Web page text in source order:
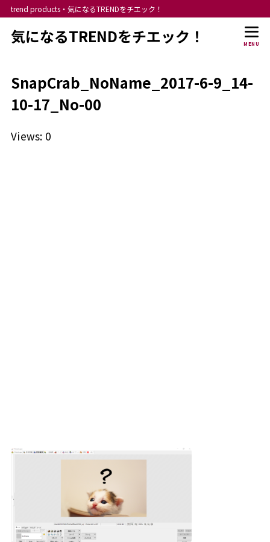
trend products・気になるTRENDをチエック！
気になるTRENDをチエック！ MENU
SnapCrab_NoName_2017-6-9_14-
10-17_No-00
Views: 0